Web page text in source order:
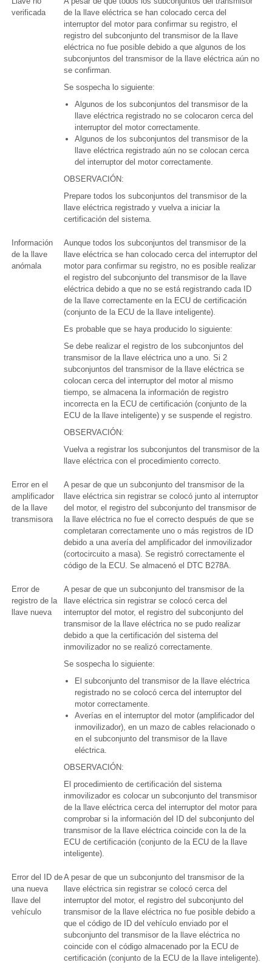
verificada
de la llave eléctrica se han colocado cerca del
interruptor del motor para confirmar su registro, el
registro del subconjunto del transmisor de la llave
eléctrica no fue posible debido a que algunos de los
subconjuntos del transmisor de la llave eléctrica aún no
se confirman.
Se sospecha lo siguiente:
Algunos de los subconjuntos del transmisor de la
llave eléctrica registrado no se colocaron cerca del
interruptor del motor correctamente.
Algunos de los subconjuntos del transmisor de la
llave eléctrica registrado aún no se colocan cerca
del interruptor del motor correctamente.
OBSERVACIÓN:
Prepare todos los subconjuntos del transmisor de la
llave eléctrica registrado y vuelva a iniciar la
certificación del sistema.
Información
de la llave
anómala
Aunque todos los subconjuntos del transmisor de la
llave eléctrica se han colocado cerca del interruptor del
motor para confirmar su registro, no es posible realizar
el registro del subconjunto del transmisor de la llave
eléctrica debido a que no se está registrando cada ID
de la llave correctamente en la ECU de certificación
(conjunto de la ECU de la llave inteligente).
Es probable que se haya producido lo siguiente:
Se debe realizar el registro de los subconjuntos del
transmisor de la llave eléctrica uno a uno. Si 2
subconjuntos del transmisor de la llave eléctrica se
colocan cerca del interruptor del motor al mismo
tiempo, se almacena la información de registro
incorrecta en la ECU de certificación (conjunto de la
ECU de la llave inteligente) y se suspende el registro.
OBSERVACIÓN:
Vuelva a registrar los subconjuntos del transmisor de la
llave eléctrica con el procedimiento correcto.
Error en el
amplificador
de la llave
transmisora
A pesar de que un subconjunto del transmisor de la
llave eléctrica sin registrar se colocó junto al interruptor
del motor, el registro del subconjunto del transmisor de
la llave eléctrica no fue el correcto después de que se
completaran correctamente uno o más registros de ID
debido a una avería del amplificador del inmovilizador
(cortocircuito a masa). Se registró correctamente el
código de la ECU. Se almacenó el DTC B278A.
Error de
registro de la
llave nueva
A pesar de que un subconjunto del transmisor de la
llave eléctrica sin registrar se colocó cerca del
interruptor del motor, el registro del subconjunto del
transmisor de la llave eléctrica no se pudo realizar
debido a que la certificación del sistema del
inmovilizador no se realizó correctamente.
Se sospecha lo siguiente:
El subconjunto del transmisor de la llave eléctrica
registrado no se colocó cerca del interruptor del
motor correctamente.
Averías en el interruptor del motor (amplificador del
inmovilizador), en un mazo de cables relacionado o
en el subconjunto del transmisor de la llave
eléctrica.
OBSERVACIÓN:
El procedimiento de certificación del sistema
inmovilizador es colocar un subconjunto del transmisor
de la llave eléctrica cerca del interruptor del motor para
comprobar si la información del ID del subconjunto del
transmisor de la llave eléctrica coincide con la de la
ECU de certificación (conjunto de la ECU de la llave
inteligente).
Error del ID de
una nueva
llave del
vehículo
A pesar de que un subconjunto del transmisor de la
llave eléctrica sin registrar se colocó cerca del
interruptor del motor, el registro del subconjunto del
transmisor de la llave eléctrica no fue posible debido a
que el código de ID del vehículo enviado por el
subconjunto del transmisor de la llave eléctrica no
coincide con el código almacenado por la ECU de
certificación (conjunto de la ECU de la llave inteligente).